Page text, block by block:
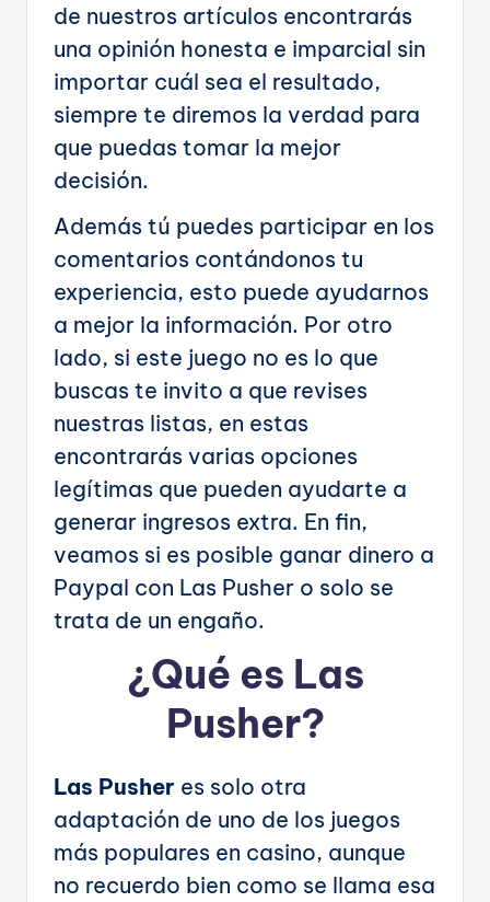
de nuestros artículos encontrarás
una opinión honesta e imparcial sin
importar cuál sea el resultado,
siempre te diremos la verdad para
que puedas tomar la mejor
decisión.
Además tú puedes participar en los
comentarios contándonos tu
experiencia, esto puede ayudarnos
a mejor la información. Por otro
lado, si este juego no es lo que
buscas te invito a que revises
nuestras listas, en estas
encontrarás varias opciones
legítimas que pueden ayudarte a
generar ingresos extra. En fin,
veamos si es posible ganar dinero a
Paypal con Las Pusher o solo se
trata de un engaño.
¿Qué es Las
Pusher?
Las Pusher es solo otra
adaptación de uno de los juegos
más populares en casino, aunque
no recuerdo bien como se llama esa